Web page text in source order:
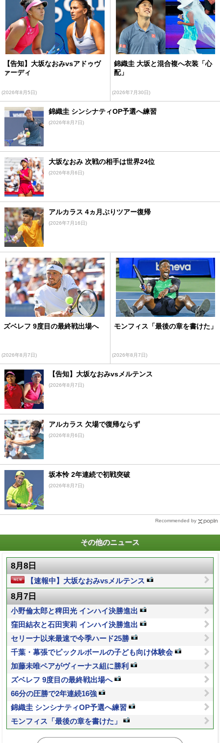
【告知】大坂なおみvsアドゥヴ
ァーディ
(2026年8月5日)
錦織圭 大坂と混合複へ衣装「心
配」
(2026年7月30日)
錦織圭 シンシナティOP予選へ練習
(2026年8月7日)
大坂なおみ 次戦の相手は世界24位
(2026年8月6日)
アルカラス 4ヵ月ぶりツアー復帰
(2026年7月16日)
ズベレフ 9度目の最終戦出場へ
(2026年8月7日)
モンフィス「最後の章を書けた」
(2026年8月7日)
【告知】大坂なおみvsメルテンス
(2026年8月7日)
アルカラス 欠場で復帰ならず
(2026年8月6日)
坂本怜 2年連続で初戦突破
(2026年8月7日)
Recommended by
その他のニュース
8月8日
【速報中】大坂なおみvsメルテンス
8月7日
小野倫太郎と稗田光 インハイ決勝進出
窪田結衣と石田実莉 インハイ決勝進出
セリーナ以来最速で今季ハード25勝
千葉・幕張でピックルボールの子ども向け体験会
加藤未唯ペアがヴィーナス組に勝利
ズベレフ 9度目の最終戦出場へ
66分の圧勝で2年連続16強
錦織圭 シンシナティOP予選へ練習
モンフィス「最後の章を書けた」